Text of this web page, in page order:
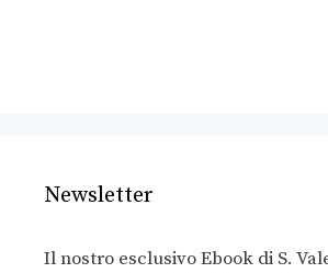
Newsletter
Il nostro esclusivo Ebook di S.